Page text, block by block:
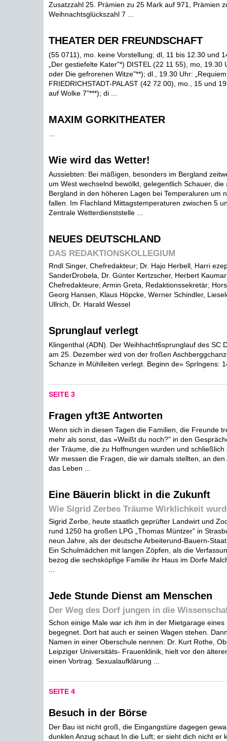
Zusatzzahl 25. Prämien zu 25 Mark auf 971, Prämien
Weihnachtsglückszahl 7 ...
THEATER DER FREUNDSCHAFT
(55 0711), mo. keine Vorstellung; dl, 11 bis 12.30 und
„Der gestiefelte Kater"*) DISTEL (22 11 55), mo, 19.30
oder Die gefrorenen Witze"**); dl., 19.30 Uhr:
FRIEDRICHSTADT-PALAST (42 72 00), mo., 15 und
auf Wolke 7"***); di ...
MAXIM GORKITHEATER
Wie wird das Wetter!
Aussiebten: Bei mäßigen, besonders im Bergland
um West wechselnd bewölkt, gelegentlich Schauer, die
Bergland in den höheren Lagen bei Temperaluren um
fallen. Im Flachland Mittagstemperaturen zwischen 5
Zentrale Wetterdienststelle ...
NEUES DEUTSCHLAND
DAS REDAKTIONSKOLLEGIUM
Rndl Singer, Chefredakteur; Dr. Hajo Herbell, Harri
SanderDrobela, Dr. Günter Kertzscher, Herbert
Chefredakteure; Armin Greta, Redaktionssekretär;
Georg Hansen, Klaus Höpcke, Werner Schindler,
Ullrich, Dr. Harald Wessel
Sprunglauf verlegt
Klingenthal (ADN). Der Weihhacht6sprunglauf des SC
am 25. Dezember wird von der froßen
Schanze in Mühlleiten verlegt. Beginn de» Sprlngens:
SEITE 3
Fragen yft3E Antworten
Wenn sich in diesen Tagen die Familien, die Freunde
mehr als sonst, das »Weißt du noch?" in den
der Träume, die zu Hoffnungen wurden und schließlich
Wir messen die Fragen, die wir damals stellten, an den
das Leben ...
Eine Bäuerin blickt in die Zukunft
Wie Sigrid Zerbes Träume Wirklichkeit
Sigrid Zerbe, heute staatlich geprüfter Landwirt und
rund 1250 ha großen LPG „Thomas Müntzer" in
neun Jahre, als der deutsche Arbeiterund-Bauern-
Ein Schulmädchen mit langen Zöpfen, als die
bezog die sechsköpfige Familie ihr Haus im Dorfe
Jede Stunde Dienst am Menschen
Der Weg des Dorf jungen in die
Schon einige Male war ich ihm in der Mietgarage eines
begegnet. Dort hat auch er seinen Wagen stehen.
Namen in einer Oberschule nennen: Dr. Kurt Rothe,
Leipziger Universitäts- Frauenklinik, hielt vor den
einen Vortrag. Sexualaufklärung ...
SEITE 4
Besuch in der Börse
Der Bau ist nicht groß, die Eingangstüre dagegen
dunklen Anzug schaut In die Luft; er sieht dich nicht er